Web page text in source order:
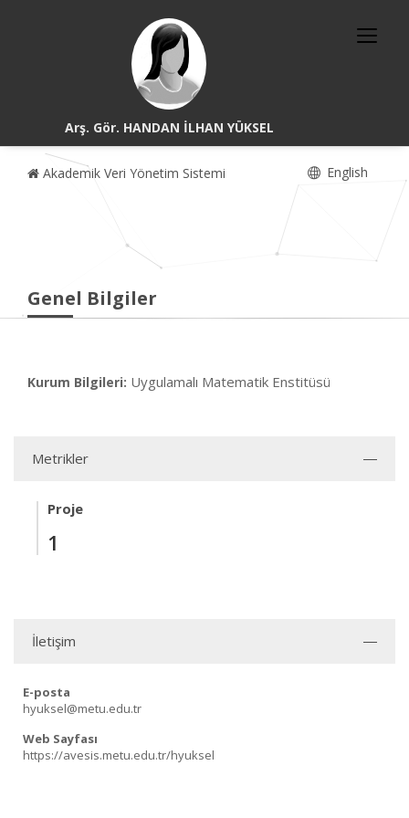
Arş. Gör. HANDAN İLHAN YÜKSEL
Akademik Veri Yönetim Sistemi English
Genel Bilgiler
Kurum Bilgileri: Uygulamalı Matematik Enstitüsü
Metrikler
Proje
1
İletişim
E-posta
hyuksel@metu.edu.tr
Web Sayfası
https://avesis.metu.edu.tr/hyuksel